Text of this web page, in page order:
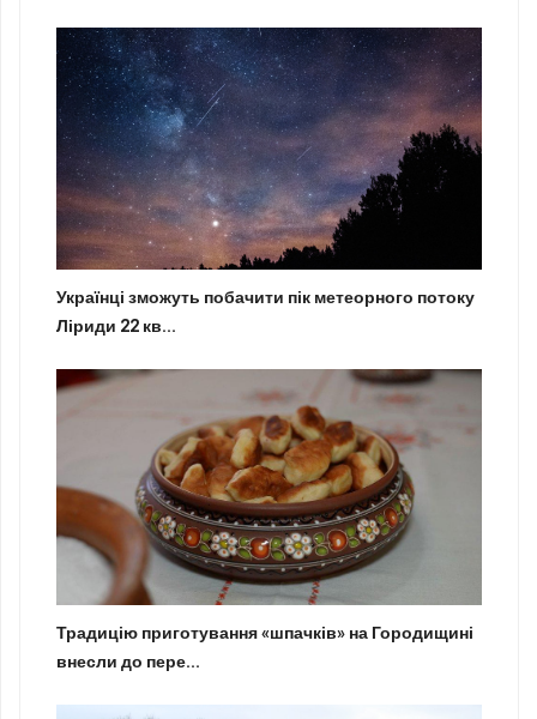
Українці зможуть побачити пік метеорного потоку
Ліриди 22 кв...
Традицію приготування «шпачків» на Городищині
внесли до пере...